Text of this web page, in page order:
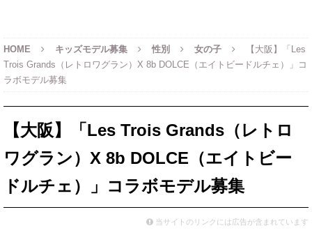
HOME キッズモデル募集 性別 女の子
【大阪】「Les
Trois Grands（レトロワグラン）X 8b DOLCE（エイトビードルチェ）」コ
ラボモデル募集
【大阪】「Les Trois Grands（レトロ
ワグラン）X 8b DOLCE（エイトビー
ドルチェ）」コラボモデル募集
当サイトのリンクには広告が含まれています